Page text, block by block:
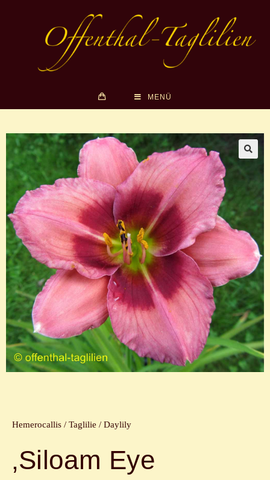
MENÜ
Hemerocallis / Taglilie / Daylily
‚Siloam Eye